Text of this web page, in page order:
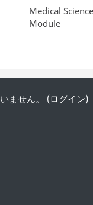
Medical
Module
ません。 (ログイン)